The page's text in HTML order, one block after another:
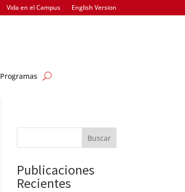
Vida en el Campus English Version
Programas
Buscar
Publicaciones
Recientes